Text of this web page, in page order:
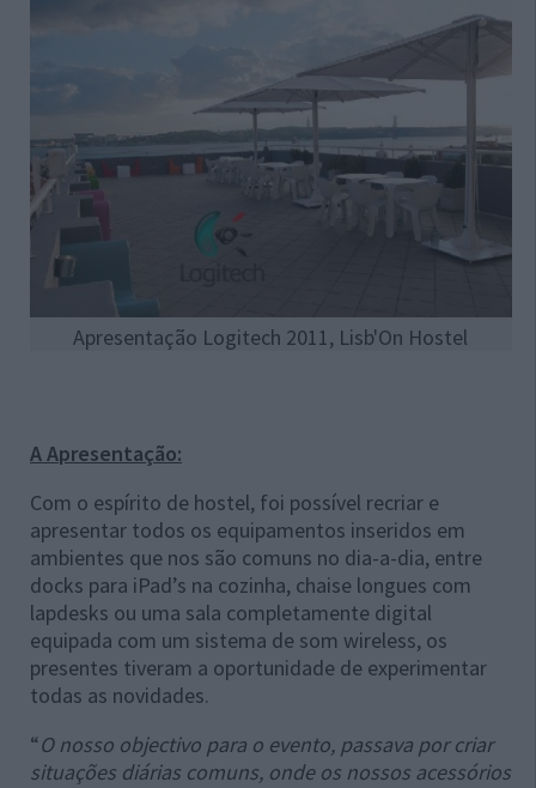
Apresentação Logitech 2011, Lisb'On Hostel
A Apresentação:
Com o espírito de hostel, foi possível recriar e
apresentar todos os equipamentos inseridos em
ambientes que nos são comuns no dia-a-dia, entre
docks para iPad’s na cozinha, chaise longues com
lapdesks ou uma sala completamente digital
equipada com um sistema de som wireless, os
presentes tiveram a oportunidade de experimentar
todas as novidades.
“O nosso objectivo para o evento, passava por criar
situações diárias comuns, onde os nossos acessórios